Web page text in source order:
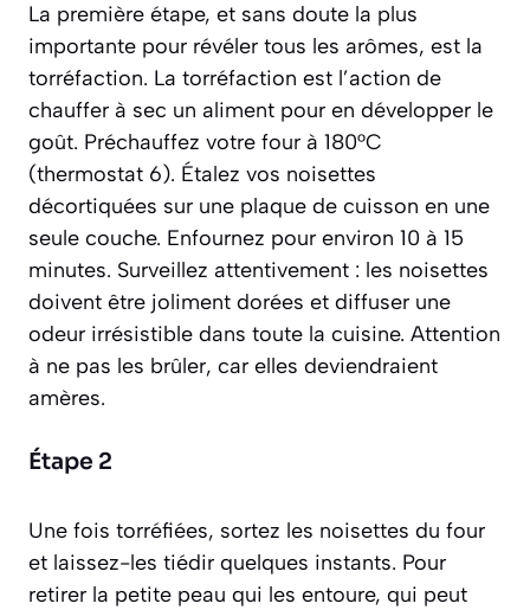
La première étape, et sans doute la plus
importante pour révéler tous les arômes, est la
torréfaction. La torréfaction est l’action de
chauffer à sec un aliment pour en développer le
goût. Préchauffez votre four à 180°C
(thermostat 6). Étalez vos noisettes
décortiquées sur une plaque de cuisson en une
seule couche. Enfournez pour environ 10 à 15
minutes. Surveillez attentivement : les noisettes
doivent être joliment dorées et diffuser une
odeur irrésistible dans toute la cuisine. Attention
à ne pas les brûler, car elles deviendraient
amères.
Étape 2
Une fois torréfiées, sortez les noisettes du four
et laissez-les tiédir quelques instants. Pour
retirer la petite peau qui les entoure, qui peut